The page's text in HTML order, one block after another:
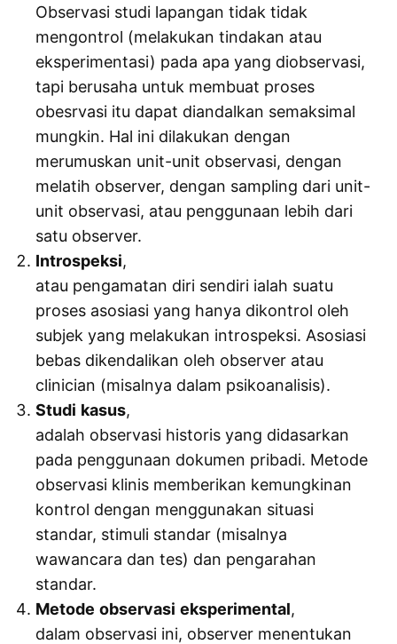
Observasi studi lapangan tidak tidak
mengontrol (melakukan tindakan atau
eksperimentasi) pada apa yang diobservasi,
tapi berusaha untuk membuat proses
obesrvasi itu dapat diandalkan semaksimal
mungkin. Hal ini dilakukan dengan
merumuskan unit-unit observasi, dengan
melatih observer, dengan sampling dari unit-
unit observasi, atau penggunaan lebih dari
satu observer.
Introspeksi,
atau pengamatan diri sendiri ialah suatu
proses asosiasi yang hanya dikontrol oleh
subjek yang melakukan introspeksi. Asosiasi
bebas dikendalikan oleh observer atau
clinician (misalnya dalam psikoanalisis).
Studi kasus,
adalah observasi historis yang didasarkan
pada penggunaan dokumen pribadi. Metode
observasi klinis memberikan kemungkinan
kontrol dengan menggunakan situasi
standar, stimuli standar (misalnya
wawancara dan tes) dan pengarahan
standar.
Metode observasi eksperimental,
dalam observasi ini, observer menentukan